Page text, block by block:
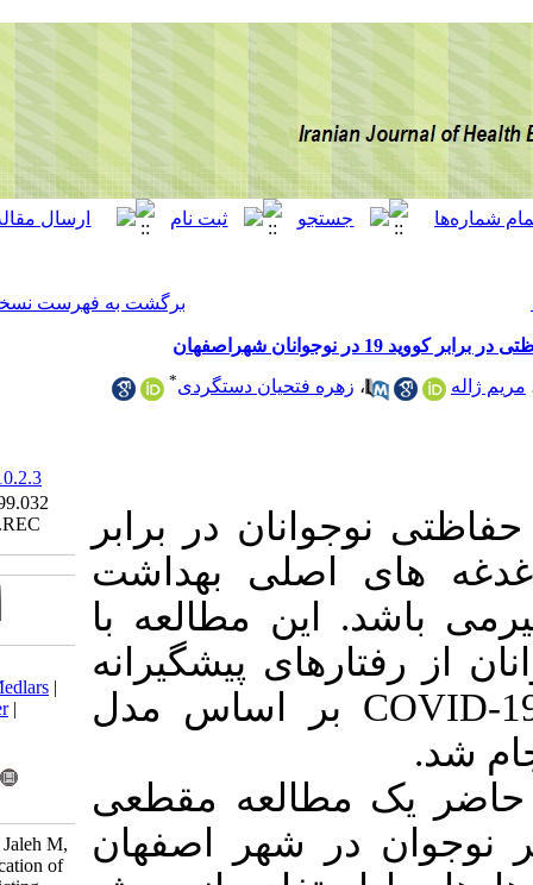
فتحیان دستگردی *
در برابر
بهداشت
مطالعه با
پیشگیرانه
اساس مدل
مقطعی
در شهر اصفهان
Ethics code: (IUMS)(1399.032
(IR.MUI.RESEARCH.REC
Download citation:
BibTeX
| EndNote Medlars
|
ProCite
Reference Manager|
Tavakoli B, khoshgoftar M, Jaleh M,
Fathian-dastgerdi2 Z. Application of